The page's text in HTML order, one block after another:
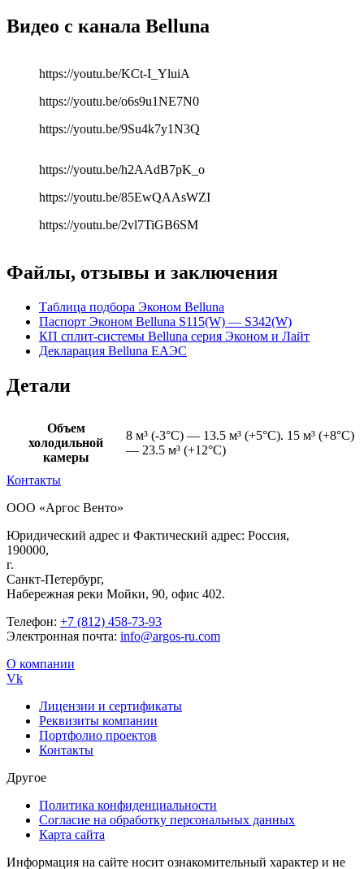
Видео с канала Belluna
https://youtu.be/KCt-I_YluiA
https://youtu.be/o6s9u1NE7N0
https://youtu.be/9Su4k7y1N3Q
https://youtu.be/h2AAdB7pK_o
https://youtu.be/85EwQAAsWZI
https://youtu.be/2vl7TiGB6SM
Файлы, отзывы и заключения
Таблица подбора Эконом Belluna
Паспорт Эконом Belluna S115(W) — S342(W)
КП сплит-системы Belluna серия Эконом и Лайт
Декларация Belluna ЕАЭС
Детали
Объем
холодильной
камеры
8 м³ (-3°С) — 13.5 м³ (+5°С). 15 м³ (+8°С)
— 23.5 м³ (+12°С)
Контакты
ООО «Аргос Венто»
Юридический адрес и Фактический адрес: Россия,
190000,
г.
Санкт-Петербург,
Набережная реки Мойки, 90, офис 402.
Телефон: +7 (812) 458-73-93
Электронная почта: info@argos-ru.com
О компании
Vk
Лицензии и сертификаты
Реквизиты компании
Портфолио проектов
Контакты
Другое
Политика конфиденциальности
Согласие на обработку персональных данных
Карта сайта
Информация на сайте носит ознакомительный характер и не